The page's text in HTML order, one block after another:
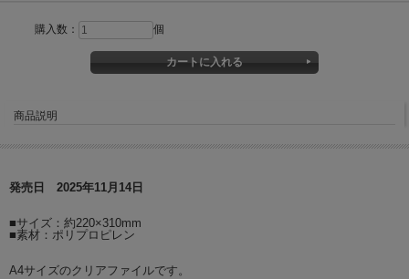
購入数： 個
商品説明
発売日 2025年11月14日
■サイズ：約220×310mm
■素材：ポリプロピレン
A4サイズのクリアファイルです。